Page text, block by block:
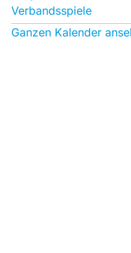
Verbandsspiele
Ganzen Kalender